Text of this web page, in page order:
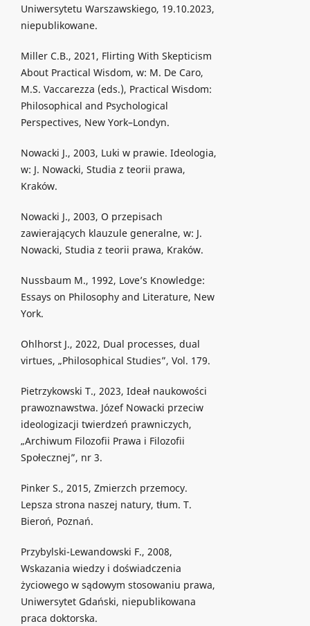
Uniwersytetu Warszawskiego, 19.10.2023,
niepublikowane.
Miller C.B., 2021, Flirting With Skepticism
About Practical Wisdom, w: M. De Caro,
M.S. Vaccarezza (eds.), Practical Wisdom:
Philosophical and Psychological
Perspectives, New York–Londyn.
Nowacki J., 2003, Luki w prawie. Ideologia,
w: J. Nowacki, Studia z teorii prawa,
Kraków.
Nowacki J., 2003, O przepisach
zawierających klauzule generalne, w: J.
Nowacki, Studia z teorii prawa, Kraków.
Nussbaum M., 1992, Love’s Knowledge:
Essays on Philosophy and Literature, New
York.
Ohlhorst J., 2022, Dual processes, dual
virtues, „Philosophical Studies”, Vol. 179.
Pietrzykowski T., 2023, Ideał naukowości
prawoznawstwa. Józef Nowacki przeciw
ideologizacji twierdzeń prawniczych,
„Archiwum Filozofii Prawa i Filozofii
Społecznej”, nr 3.
Pinker S., 2015, Zmierzch przemocy.
Lepsza strona naszej natury, tłum. T.
Bieroń, Poznań.
Przybylski-Lewandowski F., 2008,
Wskazania wiedzy i doświadczenia
życiowego w sądowym stosowaniu prawa,
Uniwersytet Gdański, niepublikowana
praca doktorska.